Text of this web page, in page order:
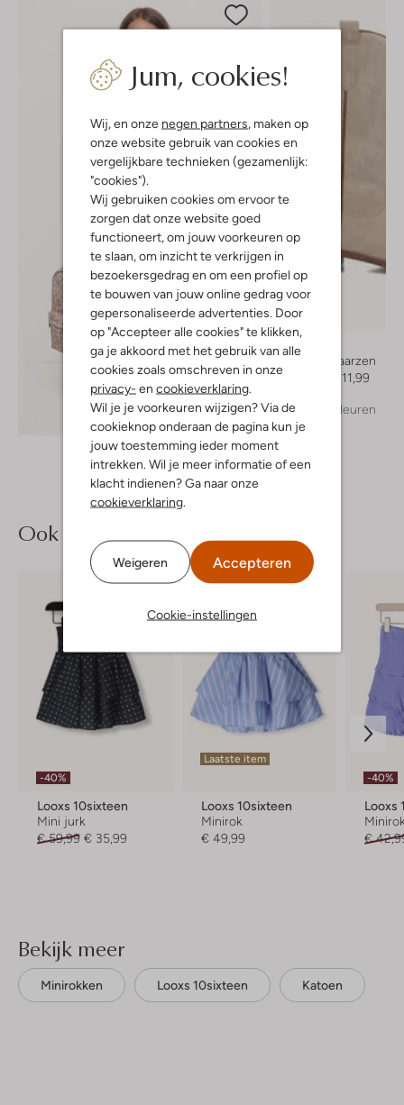
Jum, cookies!
Wij, en onze negen partners, maken op
onze website gebruik van cookies en
vergelijkbare technieken (gezamenlijk:
"cookies").
Wij gebruiken cookies om ervoor te
zorgen dat onze website goed
functioneert, om jouw voorkeuren op
te slaan, om inzicht te verkrijgen in
bezoekersgedrag en om een profiel op
te bouwen van jouw online gedrag voor
gepersonaliseerde advertenties. Door
op "Accepteer alle cookies" te klikken,
ga je akkoord met het gebruik van alle
cookies zoals omschreven in onze
privacy- en cookieverklaring.
Wil je je voorkeuren wijzigen? Via de
cookieknop onderaan de pagina kun je
jouw toestemming ieder moment
intrekken. Wil je meer informatie of een
klacht indienen? Ga naar onze
cookieverklaring.
Weigeren Accepteren
Cookie-instellingen
Ontdek de look
-30%
Clic!
Cowboylaarzen
€ 111,99
+ meer kleuren
Ook iets voor jou?
-40%
Looxs 10sixteen
Mini jurk
€ 59,99 € 35,99
Laatste item
Looxs 10sixteen
Minirok
€ 49,99
-40%
Looxs
€
Bekijk meer
Minirokken Looxs 10sixteen Katoen